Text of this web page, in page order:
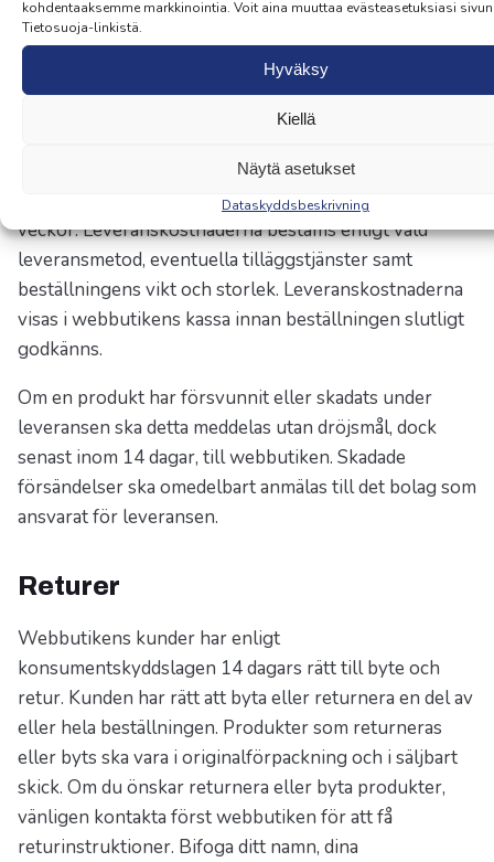
kohdentaaksemme markkinointia. Voit aina muuttaa evästeasetuksiasi
Tietosuoja-linkistä.
Hyväksy
Kiellä
Näytä asetukset
Dataskyddsbeskrivning
Leverans
Beställningar skickas på vardagar. Leveranstiden för
Om de produkter som levereras är
beställningsprodukter är leveranstiden vanligtvis 1–3
veckor. Leveranskostnaderna bestäms enligt vald
leveransmetod, eventuella tilläggstjänster samt
beställningens vikt och storlek. Leveranskostnaderna
visas i webbutikens kassa innan beställningen slutligt
godkänns.
Om en produkt har försvunnit eller skadats under
leveransen ska detta meddelas utan dröjsmål, dock
senast inom 14 dagar, till webbutiken. Skadade
försändelser ska omedelbart anmälas till det bolag som
ansvarat för leveransen.
Returer
Webbutikens kunder har enligt
konsumentskyddslagen 14 dagars rätt till byte och
retur. Kunden har rätt att byta eller returnera en del av
eller hela beställningen. Produkter som returneras
eller byts ska vara i originalförpackning och i säljbart
skick. Om du önskar returnera eller byta produkter,
vänligen kontakta först webbutiken för att få
returinstruktioner. Bifoga ditt namn, dina